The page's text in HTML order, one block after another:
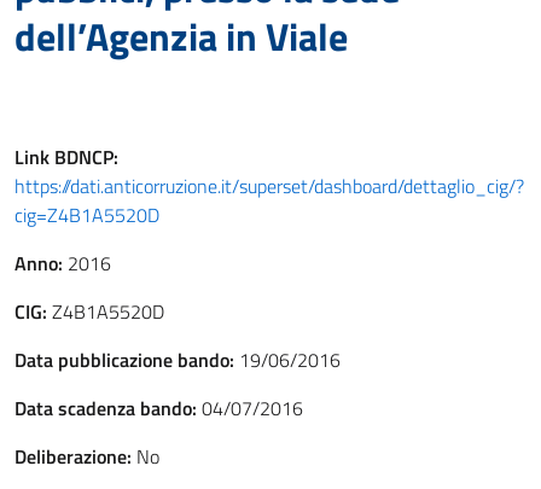
dell’Agenzia in Viale
Link BDNCP:
https://dati.anticorruzione.it/superset/dashboard/dettaglio_cig/?
cig=Z4B1A5520D
Anno: 2016
CIG: Z4B1A5520D
Data pubblicazione bando: 19/06/2016
Data scadenza bando: 04/07/2016
Deliberazione: No